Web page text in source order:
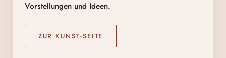
Vorstellungen und Ideen.
ZUR KUNST-SEITE